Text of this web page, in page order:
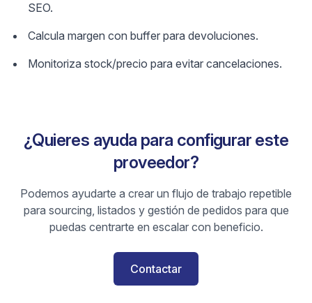
SEO.
Calcula margen con buffer para devoluciones.
Monitoriza stock/precio para evitar cancelaciones.
¿Quieres ayuda para configurar este
proveedor?
Podemos ayudarte a crear un flujo de trabajo repetible
para sourcing, listados y gestión de pedidos para que
puedas centrarte en escalar con beneficio.
Contactar